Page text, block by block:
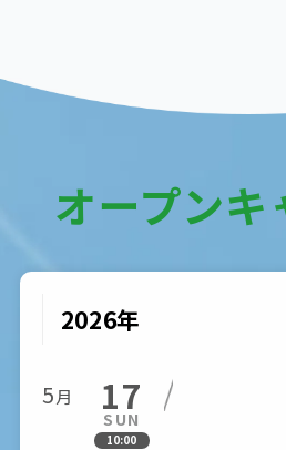
オープンキ
2026年
5月 17
SUN
10:00